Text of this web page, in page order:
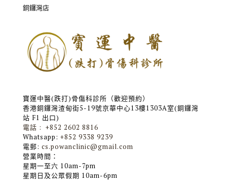
銅鑼灣店
寶運中醫(跌打)骨傷科診所（歡迎預約）
香港銅鑼灣渣甸街5-19號京華中心13樓1303A室(銅鑼灣
站 F1 出口)
電話 : +852 2602 8816
Whatsapp: +852 9338 9239
電郵: cs.powanclinic@gmail.com
營業時間：
星期一至六 10am-7pm
星期日及公眾假期 10am-6pm